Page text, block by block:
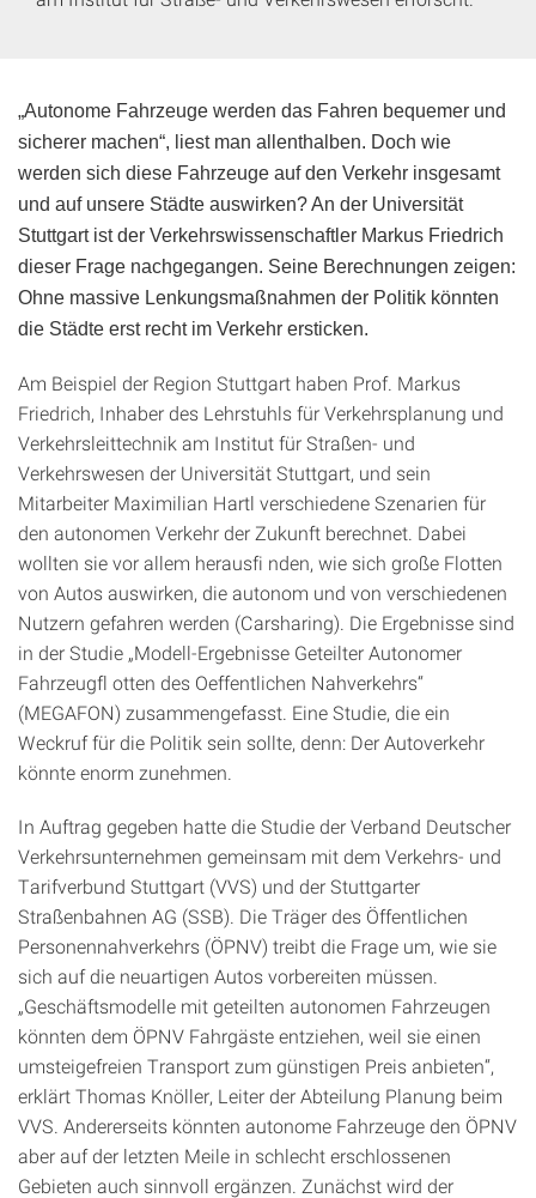
„Autonome Fahrzeuge werden das Fahren bequemer und
sicherer machen“, liest man allenthalben. Doch wie
werden sich diese Fahrzeuge auf den Verkehr insgesamt
und auf unsere Städte auswirken? An der Universität
Stuttgart ist der Verkehrswissenschaftler Markus Friedrich
dieser Frage nachgegangen. Seine Berechnungen zeigen:
Ohne massive Lenkungsmaßnahmen der Politik könnten
die Städte erst recht im Verkehr ersticken.
Am Beispiel der Region Stuttgart haben Prof. Markus
Friedrich, Inhaber des Lehrstuhls für Verkehrsplanung und
Verkehrsleittechnik am Institut für Straßen- und
Verkehrswesen der Universität Stuttgart, und sein
Mitarbeiter Maximilian Hartl verschiedene Szenarien für
den autonomen Verkehr der Zukunft berechnet. Dabei
wollten sie vor allem herausfi nden, wie sich große Flotten
von Autos auswirken, die autonom und von verschiedenen
Nutzern gefahren werden (Carsharing). Die Ergebnisse sind
in der Studie „Modell-Ergebnisse Geteilter Autonomer
Fahrzeugfl otten des Oeffentlichen Nahverkehrs“
(MEGAFON) zusammengefasst. Eine Studie, die ein
Weckruf für die Politik sein sollte, denn: Der Autoverkehr
könnte enorm zunehmen.
In Auftrag gegeben hatte die Studie der Verband Deutscher
Verkehrsunternehmen gemeinsam mit dem Verkehrs- und
Tarifverbund Stuttgart (VVS) und der Stuttgarter
Straßenbahnen AG (SSB). Die Träger des Öffentlichen
Personennahverkehrs (ÖPNV) treibt die Frage um, wie sie
sich auf die neuartigen Autos vorbereiten müssen.
„Geschäftsmodelle mit geteilten autonomen Fahrzeugen
könnten dem ÖPNV Fahrgäste entziehen, weil sie einen
umsteigefreien Transport zum günstigen Preis anbieten“,
erklärt Thomas Knöller, Leiter der Abteilung Planung beim
VVS. Andererseits könnten autonome Fahrzeuge den ÖPNV
aber auf der letzten Meile in schlecht erschlossenen
Gebieten auch sinnvoll ergänzen. Zunächst wird der